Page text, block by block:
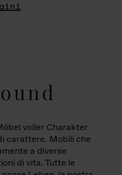
voller Charakter
carattere. Mobili che
a diverse
di vita. Tutte le